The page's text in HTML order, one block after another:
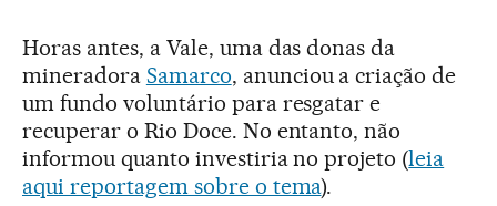
Horas antes, a Vale, uma das donas da
mineradora Samarco, anunciou a criação de
um fundo voluntário para resgatar e
recuperar o Rio Doce. No entanto, não
informou quanto investiria no projeto (leia
aqui reportagem sobre o tema).